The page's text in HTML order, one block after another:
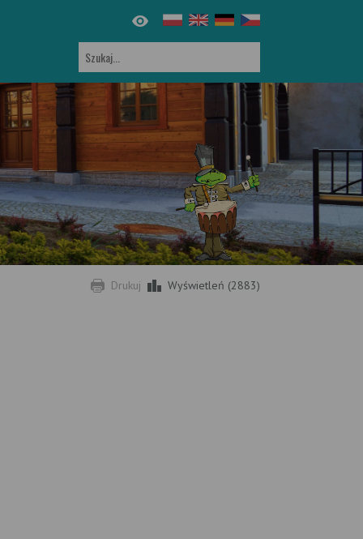
Drukuj Wyświetleń (2883)